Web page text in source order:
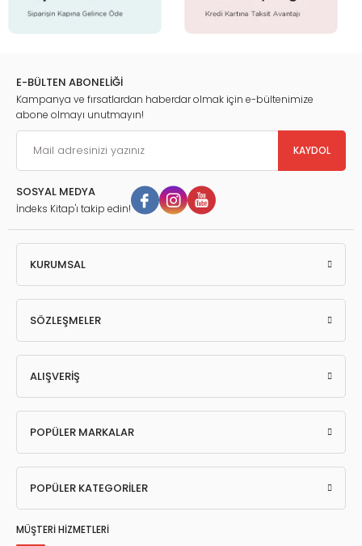
E-BÜLTEN ABONELİĞİ
Kampanya ve fırsatlardan haberdar olmak için e-bültenimize
abone olmayı unutmayın!
KAYDOL
SOSYAL MEDYA
İndeks Kitap'ı takip edin!
KURUMSAL
SÖZLEŞMELER
ALIŞVERİŞ
POPÜLER MARKALAR
POPÜLER KATEGORİLER
MÜŞTERİ HİZMETLERİ